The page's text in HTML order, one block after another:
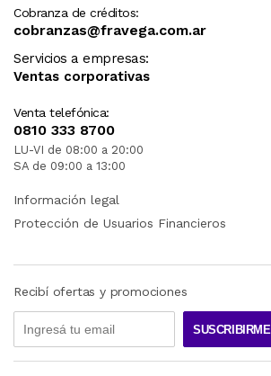
Cobranza de créditos:
cobranzas@fravega.com.ar
Servicios a empresas:
Ventas corporativas
Venta telefónica:
0810 333 8700
LU-VI de 08:00 a 20:00
SA de 09:00 a 13:00
Información legal
Protección de Usuarios Financieros
Recibí ofertas y promociones
SUSCRIBIRME